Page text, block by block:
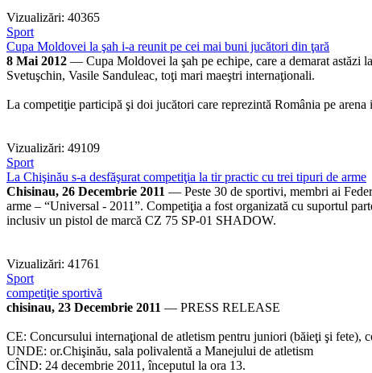
Vizualizări: 40365
Sport
Cupa Moldovei la şah i-a reunit pe cei mai buni jucători din ţară
8 Mai 2012 — Cupa Moldovei la şah pe echipe, care a demarat astăzi
Svetuşchin, Vasile Sanduleac, toţi mari maeştri internaţionali.
La competiţie participă şi doi jucători care reprezintă România pe
Vizualizări: 49109
Sport
La Chişinău s-a desfăşurat competiţia la tir practic cu trei tipuri de arme
Chisinau, 26 Decembrie 2011 — Peste 30 de sportivi, membri ai
arme – “Universal - 2011”. Competiţia a fost organizată cu suportul
inclusiv un pistol de marcă CZ 75 SP-01 SHADOW.
Vizualizări: 41761
Sport
competiţie sportivă
chisinau, 23 Decembrie 2011 — PRESS RELEASE
CE: Concursului internaţional de atletism pentru juniori (băieţi şi fete),
UNDE: or.Chişinău, sala polivalentă a Manejului de atletism
CÎND: 24 decembrie 2011, începutul la ora 13.